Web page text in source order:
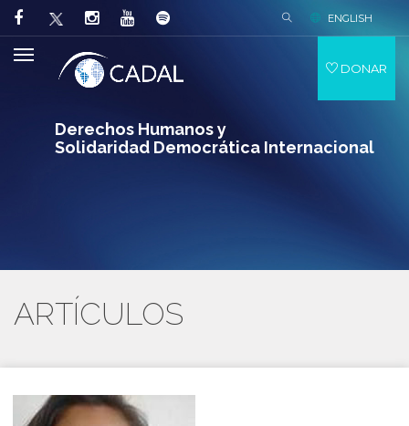
Derechos Humanos y
Solidaridad Democrática Internacional
ENGLISH
DONAR
ARTÍCULOS